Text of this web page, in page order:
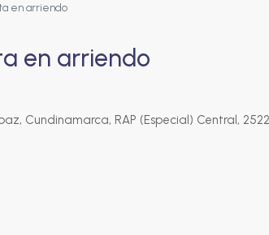
en arriendo
en arriendo
Cundinamarca, RAP (Especial) Central,